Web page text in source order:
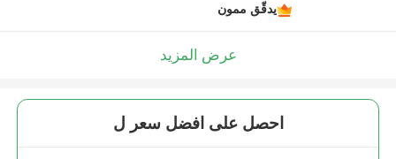
يدقّق ممون
عرض المزيد
احصل على افضل سعر ل